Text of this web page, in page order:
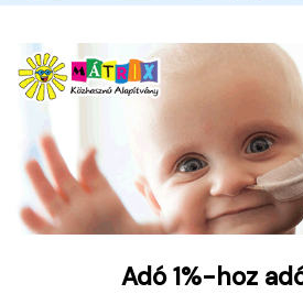
Adó 1%-hoz